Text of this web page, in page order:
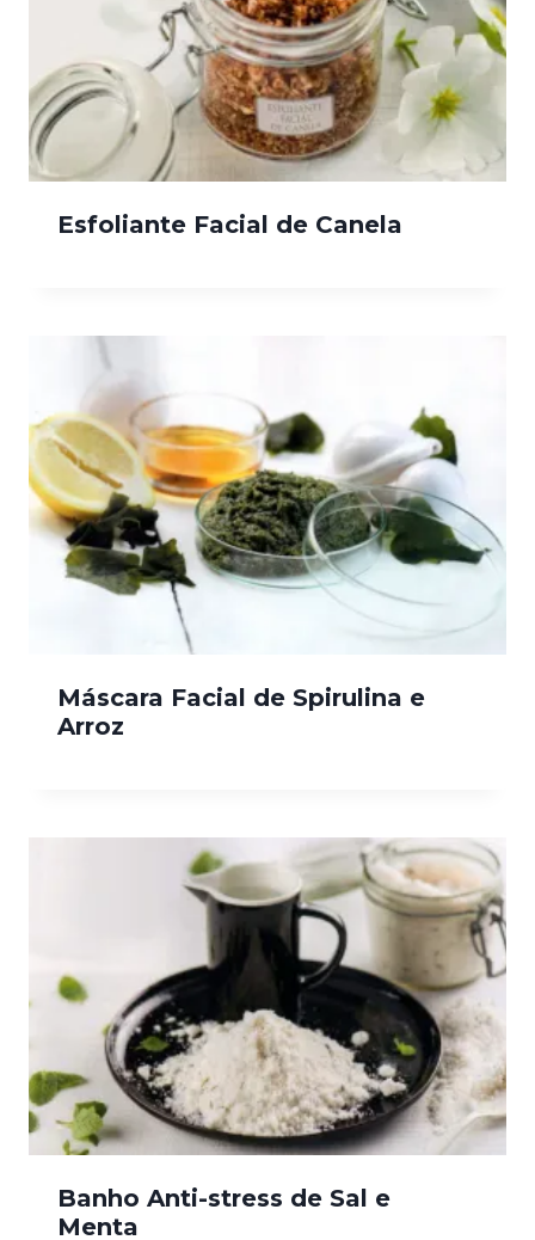
Esfoliante Facial de Canela
Máscara Facial de Spirulina e
Arroz
Banho Anti-stress de Sal e
Menta